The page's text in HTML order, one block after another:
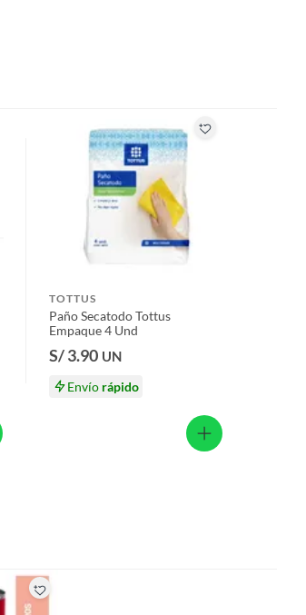
TOTTUS
Paño Secatodo Tottus
Empaque 4 Und
S/ 3.90 UN
Envío rápido